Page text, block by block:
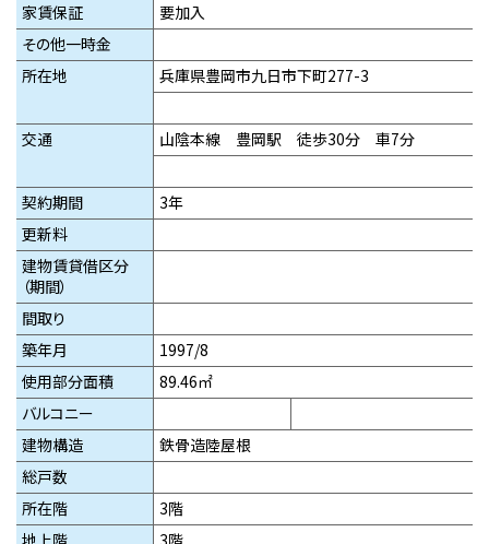
家賃保証
要加入
その他一時金
所在地
兵庫県豊岡市九日市下町277-3
交通 山陰本線 豊岡駅 徒歩30分 車7分
契約期間
3年
更新料
建物賃貸借区分
（期間）
間取り
築年月
1997/8
使用部分面積
89.46㎡
バルコニー
建物構造
鉄骨造陸屋根
総戸数
所在階
3階
地上階
3階